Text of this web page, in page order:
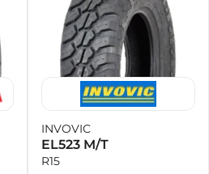
INVOVIC
EL523 M/T
R15